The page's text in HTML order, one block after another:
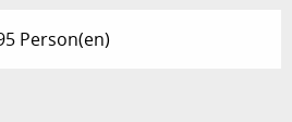
Person(en)